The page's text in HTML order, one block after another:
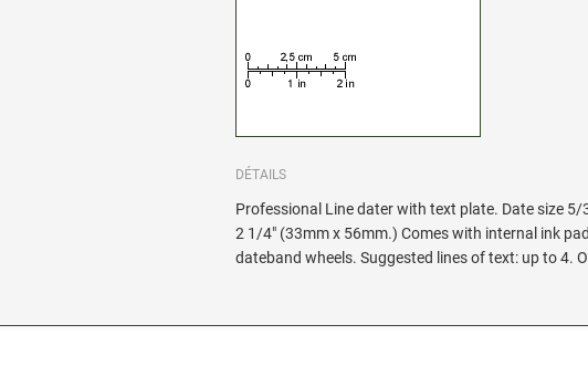
DÉTAILS
Professional Line dater with text plate. Date size
2 1/4" (33mm x 56mm.) Comes with internal ink
dateband wheels. Suggested lines of text: up to 4.